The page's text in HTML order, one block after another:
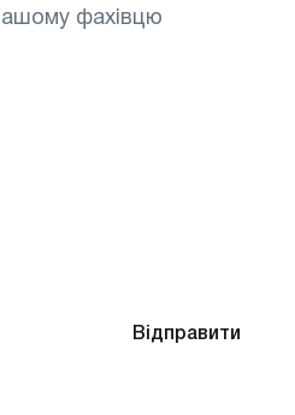
Відправити